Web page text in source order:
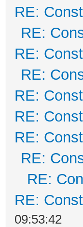
RE:
RE:
RE:
RE:
RE:
RE:
RE:
RE:
RE:
RE:
09:53:42